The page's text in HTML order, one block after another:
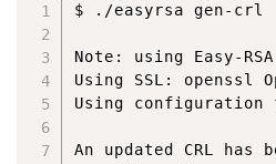
$ ./easyrsa gen-crl
Note: using Easy-
Using SSL: openssl
Using configuration
An updated CRL has